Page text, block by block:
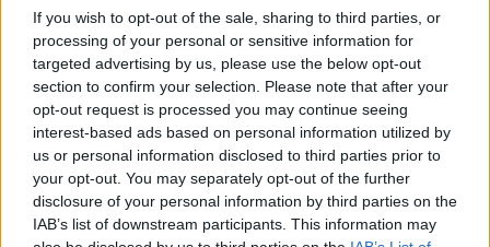
If you wish to opt-out of the sale, sharing to third parties, or
processing of your personal or sensitive information for
targeted advertising by us, please use the below opt-out
section to confirm your selection. Please note that after your
opt-out request is processed you may continue seeing
interest-based ads based on personal information utilized by
us or personal information disclosed to third parties prior to
your opt-out. You may separately opt-out of the further
disclosure of your personal information by third parties on the
IAB’s list of downstream participants. This information may